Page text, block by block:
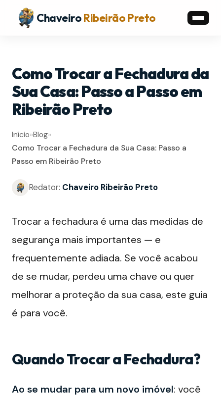
ChaveiroRibeirão Preto
Como Trocar a Fechadura da
Sua Casa: Passo a Passo em
Ribeirão Preto
Início»Blog»
Como Trocar a Fechadura da Sua Casa: Passo a
Passo em Ribeirão Preto
Redator: Chaveiro Ribeirão Preto
Trocar a fechadura é uma das medidas de
segurança mais importantes — e
frequentemente adiada. Se você acabou
de se mudar, perdeu uma chave ou quer
melhorar a proteção da sua casa, este guia
é para você.
Quando Trocar a Fechadura?
Ao se mudar para um novo imóvel: você